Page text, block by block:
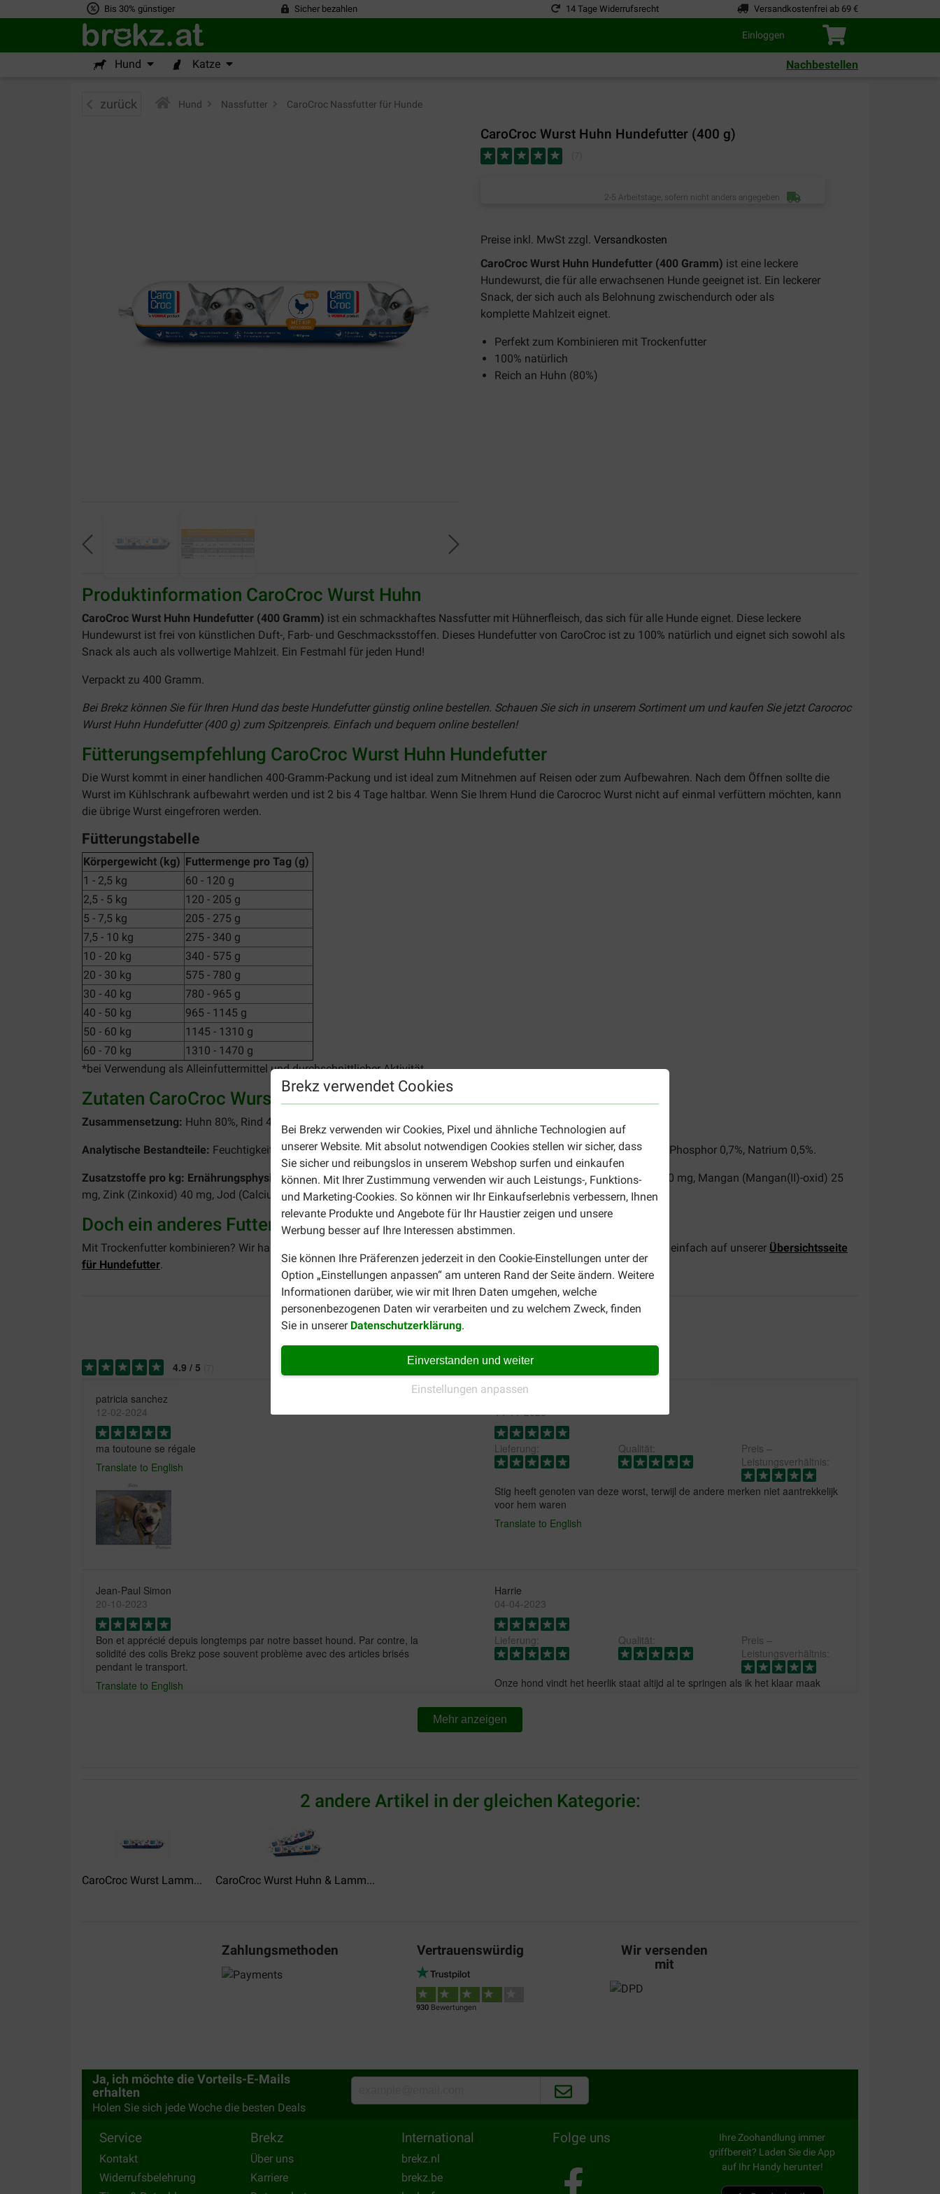
Bis 30% günstiger Sicher bezahlen 14 Tage Widerrufsrecht Versandkostenfrei ab 69 €
Einloggen
Hund Katze Nachbestellen
Brekz verwendet Cookies
Bei Brekz verwenden wir Cookies, Pixel und ähnliche Technologien auf
unserer Website. Mit absolut notwendigen Cookies stellen wir sicher, dass
Sie sicher und reibungslos in unserem Webshop surfen und einkaufen
können. Mit Ihrer Zustimmung verwenden wir auch Leistungs-, Funktions-
und Marketing-Cookies. So können wir Ihr Einkaufserlebnis verbessern, Ihnen
relevante Produkte und Angebote für Ihr Haustier zeigen und unsere
Werbung besser auf Ihre Interessen abstimmen.
Sie können Ihre Präferenzen jederzeit in den Cookie-Einstellungen unter der
Option „Einstellungen anpassen“ am unteren Rand der Seite ändern. Weitere
Informationen darüber, wie wir mit Ihren Daten umgehen, welche
personenbezogenen Daten wir verarbeiten und zu welchem Zweck, finden
Sie in unserer Datenschutzerklärung.
Einverstanden und weiter
Einstellungen anpassen
zurück Hund Nassfutter CaroCroc Nassfutter für Hunde
CaroCroc Wurst Huhn Hundefutter (400 g)
2-5 Arbeitstage, sofern nicht anders angegeben
Preise inkl. MwSt zzgl. Versandkosten
CaroCroc Wurst Huhn Hundefutter (400 Gramm) ist eine leckere
Hundewurst, die für alle erwachsenen Hunde geeignet ist. Ein leckerer
Snack, der sich auch als Belohnung zwischendurch oder als
komplette Mahlzeit eignet.
Perfekt zum Kombinieren mit Trockenfutter
100% natürlich
Reich an Huhn (80%)
Produktinformation CaroCroc Wurst Huhn
CaroCroc Wurst Huhn Hundefutter (400 Gramm) ist ein schmackhaftes Nassfutter mit Hühnerfleisch, das sich für alle Hunde eignet. Diese leckere
Hundewurst ist frei von künstlichen Duft-, Farb- und Geschmacksstoffen. Dieses Hundefutter von CaroCroc ist zu 100% natürlich und eignet sich sowohl als
Snack als auch als vollwertige Mahlzeit. Ein Festmahl für jeden Hund!
Verpackt zu 400 Gramm.
Bei Brekz können Sie für Ihren Hund das beste Hundefutter günstig online bestellen. Schauen Sie sich in unserem Sortiment um und kaufen Sie jetzt Carocroc
Wurst Huhn Hundefutter (400 g) zum Spitzenpreis. Einfach und bequem online bestellen!
Fütterungsempfehlung CaroCroc Wurst Huhn Hundefutter
Die Wurst kommt in einer handlichen 400-Gramm-Packung und ist ideal zum Mitnehmen auf Reisen oder zum Aufbewahren. Nach dem Öffnen sollte die
Wurst im Kühlschrank aufbewahrt werden und ist 2 bis 4 Tage haltbar. Wenn Sie Ihrem Hund die Carocroc Wurst nicht auf einmal verfüttern möchten, kann
die übrige Wurst eingefroren werden.
Fütterungstabelle
Körpergewicht (kg) Futtermenge pro Tag (g)
1 - 2,5 kg
60 - 120 g
2,5 - 5 kg
120 - 205 g
5 - 7,5 kg
205 - 275 g
7,5 - 10 kg
275 - 340 g
10 - 20 kg
340 - 575 g
20 - 30 kg
575 - 780 g
30 - 40 kg
780 - 965 g
40 - 50 kg
965 - 1145 g
50 - 60 kg
1145 - 1310 g
60 - 70 kg
1310 - 1470 g
*bei Verwendung als Alleinfuttermittel und durchschnittlicher Aktivität.
Zutaten CaroCroc Wurst Huhn Hundefutter
Zusammensetzung: Huhn 80%, Rind 4%, Getreide, Mineralstoffe.
Analytische Bestandteile: Feuchtigkeit 60%, Rohprotein 17%, Rohfett 9%, Rohfaser 0,1%, Rohasche 5,5%, Calcium 0,8%, Phosphor 0,7%, Natrium 0,5%.
Zusatzstoffe pro kg: Ernährungsphysiologische Zusatzstoffe:Vitamin D3 645 IE, Eisen (Eisen(II)-sulfat-Monohydrat) 40 mg, Mangan (Mangan(II)-oxid) 25
mg, Zink (Zinkoxid) 40 mg, Jod (Calciumjodat, wasserfrei) 1 mg, Selen (Natriumselenit) 0,1 mg.
Doch ein anderes Futter?
Mit Trockenfutter kombinieren? Wir haben zum Beispiel auch die Oder stöbern Sie doch einfach auf unserer Übersichtsseite
für Hundefutter.
4.9 / 5
patricia sanchez
12-02-2024
ma toutoune se régale
Translate to English
Guus
14-11-2023
Lieferung: Qualität:
Preis –
Leistungsverhältnis:
Stig heeft genoten van deze worst, terwijl de andere merken niet aantrekkelijk
voor hem waren
Translate to English
Jean-Paul Simon
20-10-2023
Bon et apprécié depuis longtemps par notre basset hound. Par contre, la
solidité des colis Brekz pose souvent problème avec des articles brisés
pendant le transport.
Translate to English
Harrie
04-04-2023
Lieferung: Qualität:
Preis –
Leistungsverhältnis:
Onze hond vindt het heerlik staat altijd al te springen als ik het klaar maak
Preis –
Leistungsverhältnis:
Lieferung: Qualität:
Qualität:
Mijn honden zijn er dol op, eten het dagelijks met veel smaak op. Met droog
Mehr anzeigen
2 andere Artikel in der gleichen Kategorie:
CaroCroc Wurst Lamm... CaroCroc Wurst Huhn & Lamm...
Zahlungsmethoden Vertrauenswürdig
930Bewertungen
Wir versenden
mit
Ja, ich möchte die Vorteils-E-Mails
erhalten
Holen Sie sich jede Woche die besten Deals
Service
Kontakt
Widerrufsbelehrung
Brekz
Über uns
Karriere
International
brekz.nl
brekz.be
Folge uns
Ihre Zoohandlung immer
griffbereit? Laden Sie die App
auf Ihr Handy herunter!